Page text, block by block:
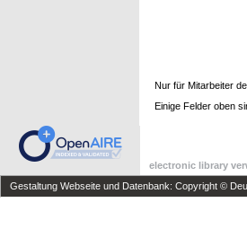
Nur für Mitarbeiter
Einige Felder oben
electronic library
Gestaltung Webseite und Datenbank: Copyright ©